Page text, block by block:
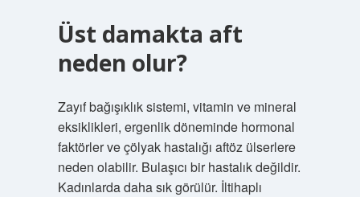
Üst damakta aft
neden olur?
Zayıf bağışıklık sistemi, vitamin ve mineral
eksiklikleri, ergenlik döneminde hormonal
faktörler ve çölyak hastalığı aftöz ülserlere
neden olabilir. Bulaşıcı bir hastalık değildir.
Kadınlarda daha sık görülür. İltihaplı